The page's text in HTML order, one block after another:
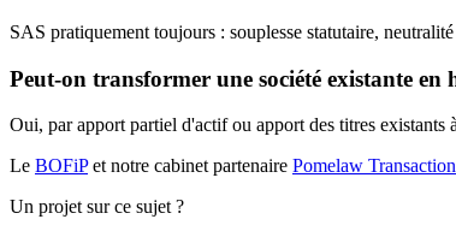
SAS pratiquement toujours : souplesse statutaire,
Peut-on transformer une société existante en
Oui, par apport partiel d'actif ou apport des titres existants
Le BOFiPet notre cabinet partenaire Pomelaw
Un projet sur ce sujet ?